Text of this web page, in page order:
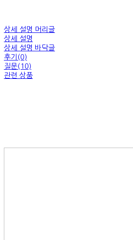
상세 설명 머리글
상세 설명
상세 설명 바닥글
후기(0)
질문(10)
관련 상품